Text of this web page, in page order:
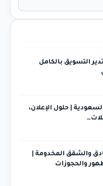
التسويق بالكامل
| حلول الإعلان،
والشقق المخدومة |
والحجوزات